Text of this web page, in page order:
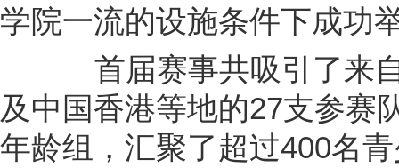
学院一流的设施条件下成功
首届赛事共吸引了来自
及中国香港等地的27支参赛
年龄组，汇聚了超过400名